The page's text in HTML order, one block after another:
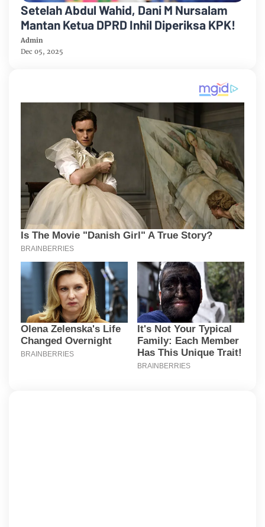
Setelah Abdul Wahid, Dani M Nursalam
Mantan Ketua DPRD Inhil Diperiksa KPK!
Admin
Dec 05, 2025